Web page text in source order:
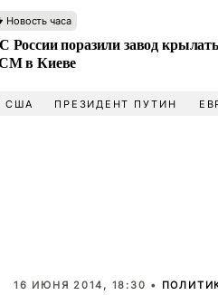
Новость часа
России поразили завод
в Киеве
США ПРЕЗИДЕНТ ПУТИН
16 ИЮНЯ 2014, 18:30 •